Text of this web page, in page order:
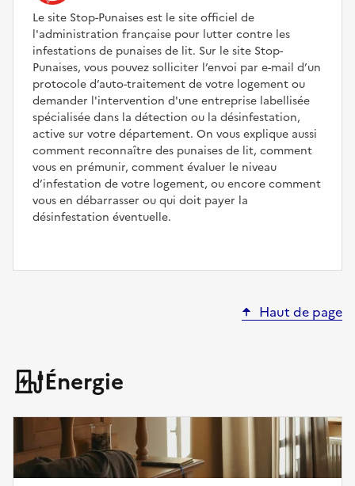
Le site Stop-Punaises est le site officiel de
l'administration française pour lutter contre les
infestations de punaises de lit. Sur le site Stop-
Punaises, vous pouvez solliciter l’envoi par e-mail d’un
protocole d’auto-traitement de votre logement ou
demander l'intervention d'une entreprise labellisée
spécialisée dans la détection ou la désinfestation,
active sur votre département. On vous explique aussi
comment reconnaître des punaises de lit, comment
vous en prémunir, comment évaluer le niveau
d’infestation de votre logement, ou encore comment
vous en débarrasser ou qui doit payer la
désinfestation éventuelle.
Haut de page
Énergie